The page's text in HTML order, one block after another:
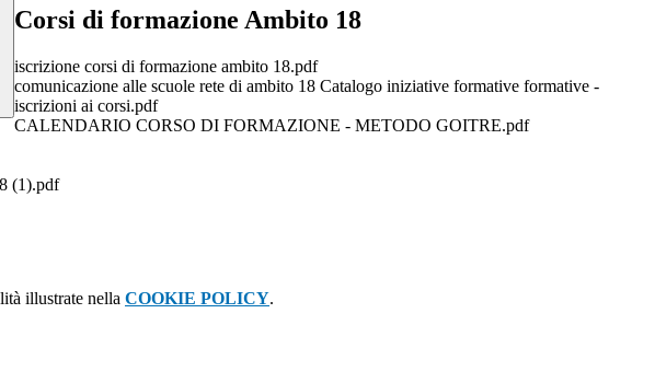
Corsi di formazione Ambito 18
iscrizione corsi di formazione ambito 18.pdf
comunicazione alle scuole rete di ambito 18 Catalogo iniziative formative formative -
iscrizioni ai corsi.pdf
CALENDARIO CORSO DI FORMAZIONE - METODO GOITRE.pdf
(1).pdf
illustrate nella COOKIE POLICY.